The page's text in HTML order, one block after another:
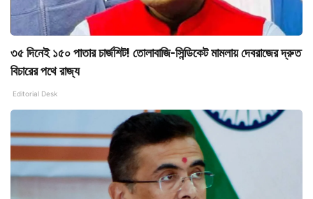
৩৫ দিনেই ১৫০ পাতার চার্জশিট! তোলাবাজি-সিন্ডিকেট মামলায় দেবরাজের দ্রুত
বিচারের পথে রাজ্য
Editorial Desk